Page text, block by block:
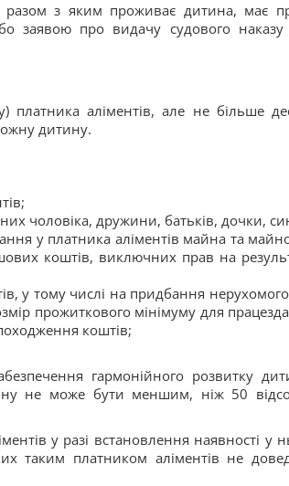
разом з яким проживає дитина, має
заявою про видачу судового
платника аліментів, але не більше
дитину.
чоловіка, дружини, батьків, дочки,
у платника аліментів майна та
коштів, виключних прав на
у тому числі на придбання
прожиткового мінімуму для
коштів;
гармонійного розвитку
не може бути меншим, ніж 50
у разі встановлення наявності у
таким платником аліментів не